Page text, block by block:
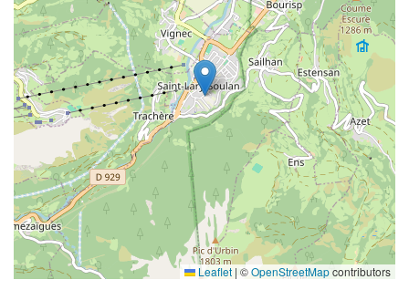
Leaflet | ©OpenStreetMapcontributors